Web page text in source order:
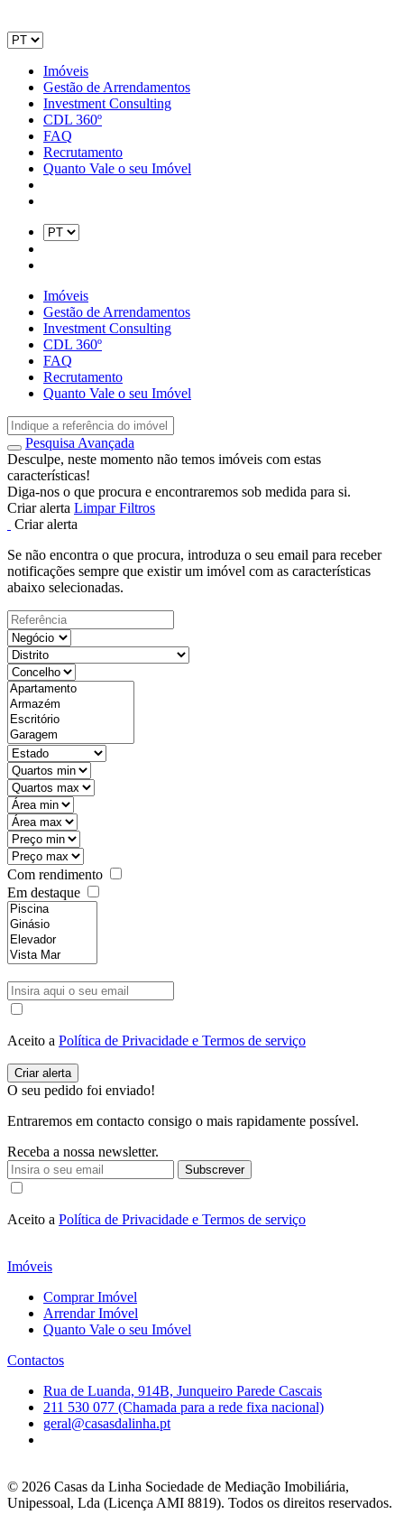
Imóveis
Gestão de Arrendamentos
Investment Consulting
CDL 360º
FAQ
Recrutamento
Quanto Vale o seu Imóvel
Imóveis
Gestão de Arrendamentos
Investment Consulting
CDL 360º
FAQ
Recrutamento
Quanto Vale o seu Imóvel
Pesquisa Avançada
Desculpe, neste momento não temos imóveis com estas
características!
Diga-nos o que procura e encontraremos sob medida para si.
Criar alerta Limpar Filtros
Criar alerta
Se não encontra o que procura, introduza o seu email para receber
notificações sempre que existir um imóvel com as características
abaixo selecionadas.
Com rendimento
Em destaque
Aceito a Política de Privacidade e Termos de serviço
O seu pedido foi enviado!
Entraremos em contacto consigo o mais rapidamente possível.
Receba a nossa newsletter.
Subscrever
Aceito a Política de Privacidade e Termos de serviço
Imóveis
Comprar Imóvel
Arrendar Imóvel
Quanto Vale o seu Imóvel
Contactos
Rua de Luanda, 914B, Junqueiro Parede Cascais
211 530 077 (Chamada para a rede fixa nacional)
geral@casasdalinha.pt
© 2026 Casas da Linha Sociedade de Mediação Imobiliária,
Unipessoal, Lda (Licença AMI 8819). Todos os direitos reservados.